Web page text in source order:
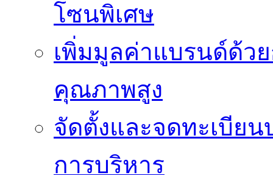
โซนพิเศษ
เพิ่มมูลค่าแบรนด์ด้วย
คุณภาพสูง
จัดตั้งและจดทะเบีย
การบริหาร